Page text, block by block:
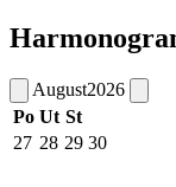
August2026
Po Ut St
27 28 29 30